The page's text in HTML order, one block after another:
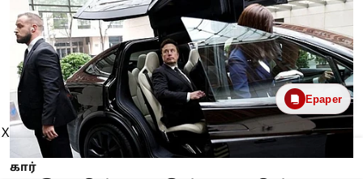
கார்
Epaper
X